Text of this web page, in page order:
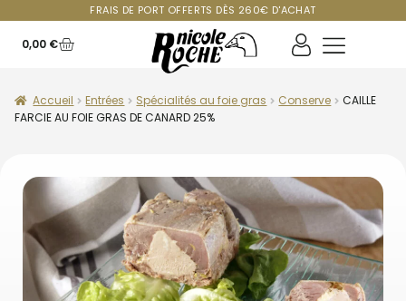
FRAIS DE PORT OFFERTS DÈS 260€ D'ACHAT
0,00 €
Accueil Entrées Spécialités au foie gras Conserve
CAILLE
FARCIE AU FOIE GRAS DE CANARD 25%